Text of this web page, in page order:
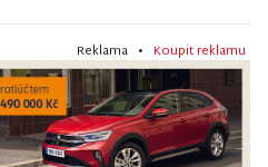
Reklama • Koupit reklamu